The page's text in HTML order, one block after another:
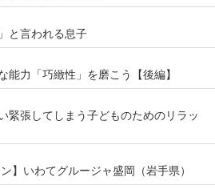
と言われる息子
能力「巧緻性」を磨こう【後編】
緊張してしまう子どものためのリラッ
】いわてグルージャ盛岡（岩手県）